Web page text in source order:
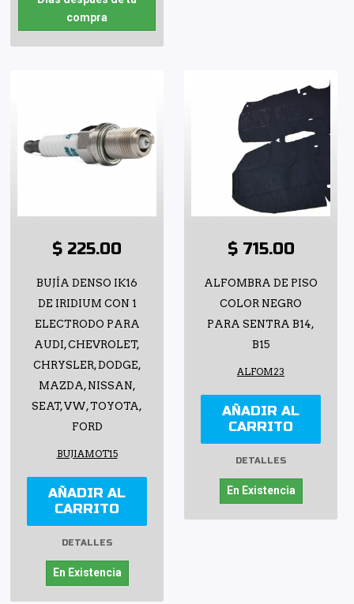
compra
$ 225.00
BUJÍA DENSO IK16
DE IRIDIUM CON 1
ELECTRODO PARA
AUDI, CHEVROLET,
CHRYSLER, DODGE,
MAZDA, NISSAN,
SEAT, VW, TOYOTA,
FORD
BUJIAMOT15
AÑADIR AL
CARRITO
DETALLES
En Existencia
$ 715.00
ALFOMBRA DE PISO
COLOR NEGRO
PARA SENTRA B14,
B15
ALFOM23
AÑADIR AL
CARRITO
DETALLES
En Existencia